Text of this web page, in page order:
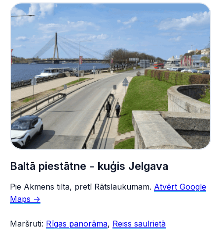
Baltā piestātne - kuģis Jelgava
Pie Akmens tilta, pretī Rātslaukumam. Atvērt Google
Maps ->
Maršruti: Rīgas panorāma, Reiss saulrietā